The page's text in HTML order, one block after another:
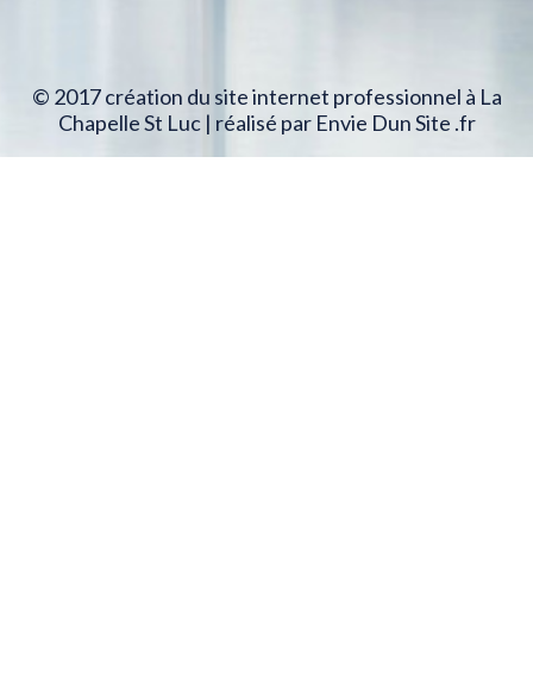
© 2017 création du site internet professionnel à La
Chapelle St Luc | réalisé par Envie Dun Site .fr